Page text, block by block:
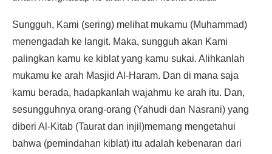
Sungguh, Kami (sering) melihat mukamu (Muhammad)
menengadah ke langit. Maka, sungguh akan Kami
palingkan kamu ke kiblat yang kamu sukai. Alihkanlah
mukamu ke arah Masjid Al-Haram. Dan di mana saja
kamu berada, hadapkanlah wajahmu ke arah itu. Dan,
sesungguhnya orang-orang (Yahudi dan Nasrani) yang
diberi Al-Kitab (Taurat dan injil)memang mengetahui
bahwa (pemindahan kiblat) itu adalah kebenaran dari